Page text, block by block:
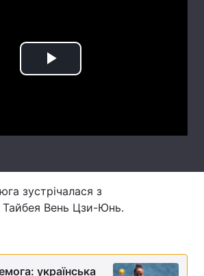
Play
зустрічалася з
Вень Цзи-Юнь.
українська